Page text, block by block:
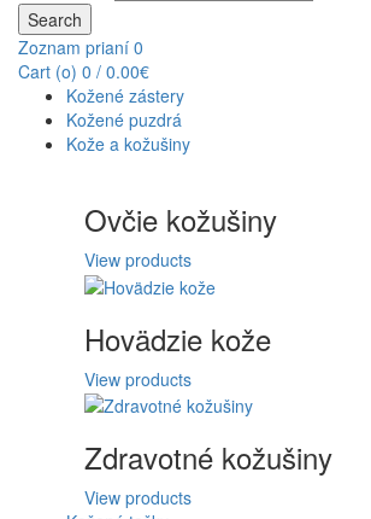
Search
Zoznam prianí 0
Cart (o) 0 / 0.00€
Kožené zástery
Kožené puzdrá
Kože a kožušiny
Ovčie kožušiny
View products
Hovädzie kože
View products
Zdravotné kožušiny
View products